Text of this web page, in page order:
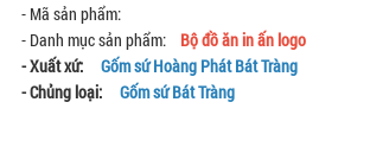
- Mã sản phẩm:
- Danh mục sản phẩm: Bộ đồ ăn in ấn logo
- Xuất xứ: Gốm sứ Hoàng Phát Bát Tràng
- Chủng loại: Gốm sứ Bát Tràng